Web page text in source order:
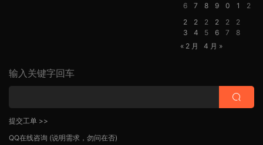
6
7
8
9
0
1
2
2
3
2
4
2
5
2
6
2
7
2
8
« 2 月
4 月 »
输入关键字回车
提交工单 >>
QQ在线咨询 (说明需求，勿问在否)